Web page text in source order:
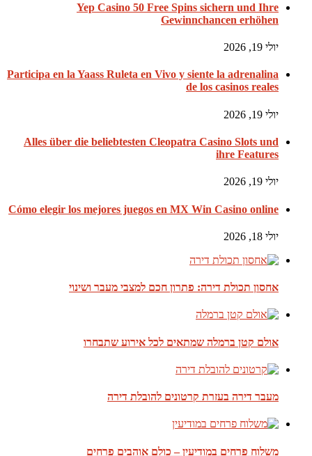
Yep Casino 50 Free Spins sichern und Ihre
Gewinnchancen erhöhen
יולי 19, 2026
Participa en la Yaass Ruleta en Vivo y siente la adrenalina
de los casinos reales
יולי 19, 2026
Alles über die beliebtesten Cleopatra Casino Slots und
ihre Features
יולי 19, 2026
Cómo elegir los mejores juegos en MX Win Casino online
יולי 18, 2026
אחסון תכולת דירה: פתרון חכם למצבי מעבר ושינוי
אולם קטן ברמלה שמתאים לכל אירוע שתבחרו
מעבר דירה בעזרת קרטונים להובלת דירה
משלוח פרחים במודיעין – כולם אוהבים פרחים